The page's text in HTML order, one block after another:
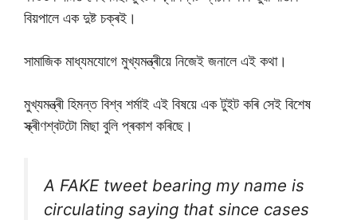
বিয়পালে এক দুষ্ট চক্ৰই।
সামাজিক মাধ্যমযোগে মুখ্যমন্ত্ৰীয়ে নিজেই জনালে এই কথা।
মুখ্যমন্ত্ৰী হিমন্ত বিশ্ব শৰ্মাই এই বিষয়ে এক টুইট কৰি সেই বিশেষ
স্ক্ৰীণশ্বটটো মিছা বুলি প্ৰকাশ কৰিছে।
A FAKE tweet bearing my name is
circulating saying that since cases